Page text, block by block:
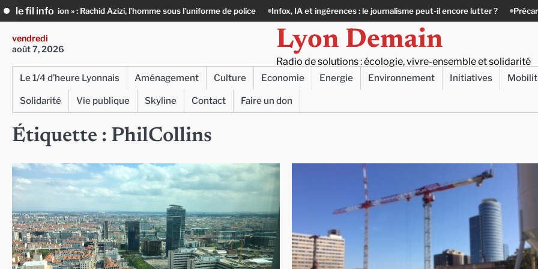
Skip
to
content
le fil info
» : Rachid Azizi, l’homme sous l’uniforme de police Infox, IA et ingérences : le journalisme peut-il encore lutter ? Précarité, canicule,
vendredi
août 7, 2026
Lyon Demain
Radio de solutions : écologie, vivre-ensemble et solidarité
Le 1/4 d’heure Lyonnais Aménagement Culture Economie Energie Environnement Initiatives
Solidarité
Vie publique Skyline Contact Faire un don
Étiquette : PhilCollins